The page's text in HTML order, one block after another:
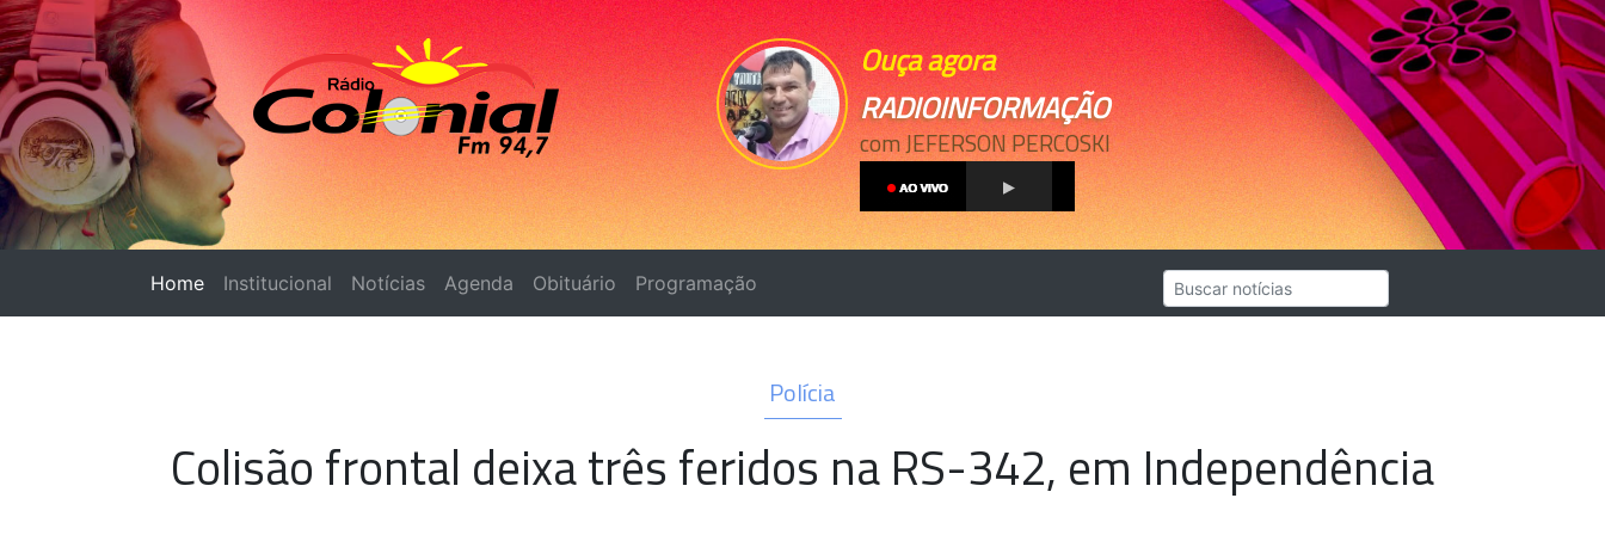
Ouça agora
RADIOINFORMAÇÃO
com JEFERSON PERCOSKI
Home (página atual)
Institucional Notícias Agenda Obituário Programação
Polícia
Colisão frontal deixa três feridos na RS-342, em Independência